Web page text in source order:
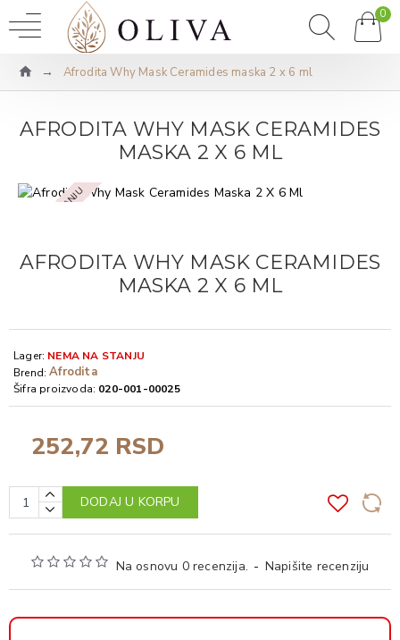
0
Afrodita Why Mask Ceramides maska 2 x 6 ml
AFRODITA WHY MASK CERAMIDES
MASKA 2 X 6 ML
NEMA NA STANJU
AFRODITA WHY MASK CERAMIDES
MASKA 2 X 6 ML
Na osnovu 0 recenzija. - Napišite recenziju
252,72 RSD
Lager: NEMA NA STANJU
Brend: Afrodita
Šifra proizvoda: 020-001-00025
DODAJ U KORPU